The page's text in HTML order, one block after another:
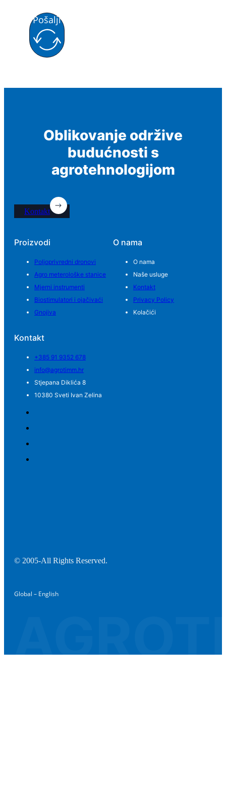
Pošalji
Oblikovanje održive
budućnosti s
agrotehnologijom
Kontakt
Proizvodi
Poljoprivredni dronovi
Agro meterološke stanice
Mjerni instrumenti
Biostimulatori i ojačivaći
Gnojiva
O nama
O nama
Naše usluge
Kontakt
Privacy Policy
Kolačići
Kontakt
+385 91 9352 678
info@agrotimm.hr
Stjepana Diklića 8
10380 Sveti Ivan Zelina
© 2005-All Rights Reserved.
Global – English